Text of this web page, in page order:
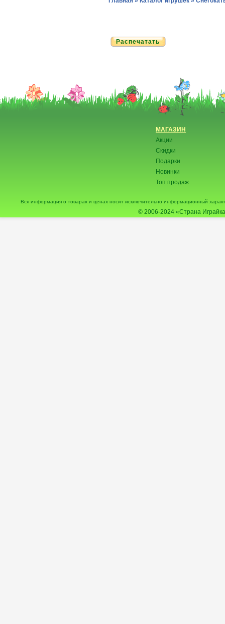
Распечатать
МАГАЗИН
Акции
Скидки
Подарки
Новинки
Топ продаж
Вся информация о товарах и ценах носит исключительно информационный
© 2006-2024 «Страна